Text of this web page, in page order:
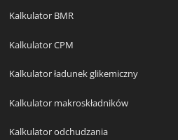
Kalkulator BMR
Kalkulator CPM
Kalkulator ładunek glikemiczny
Kalkulator makroskładników
Kalkulator odchudzania